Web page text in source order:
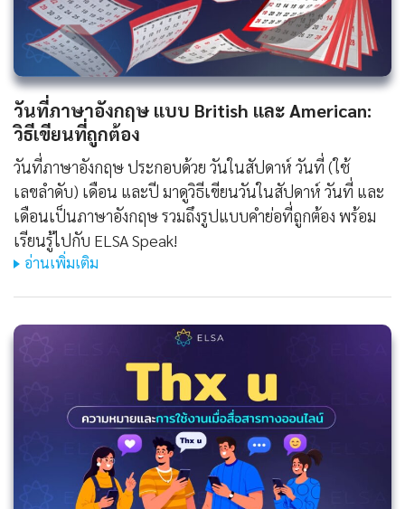
วันที่ภาษาอังกฤษ แบบ British และ American:
วิธีเขียนที่ถูกต้อง
วันที่ภาษาอังกฤษ ประกอบด้วย วันในสัปดาห์ วันที่ (ใช้
เลขลำดับ) เดือน และปี มาดูวิธีเขียนวันในสัปดาห์ วันที่ และ
เดือนเป็นภาษาอังกฤษ รวมถึงรูปแบบคำย่อที่ถูกต้อง พร้อม
เรียนรู้ไปกับ ELSA Speak!
อ่านเพิ่มเติม